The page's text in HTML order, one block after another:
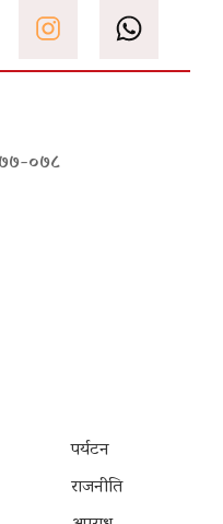
०७८
पर्यटन
राजनीति